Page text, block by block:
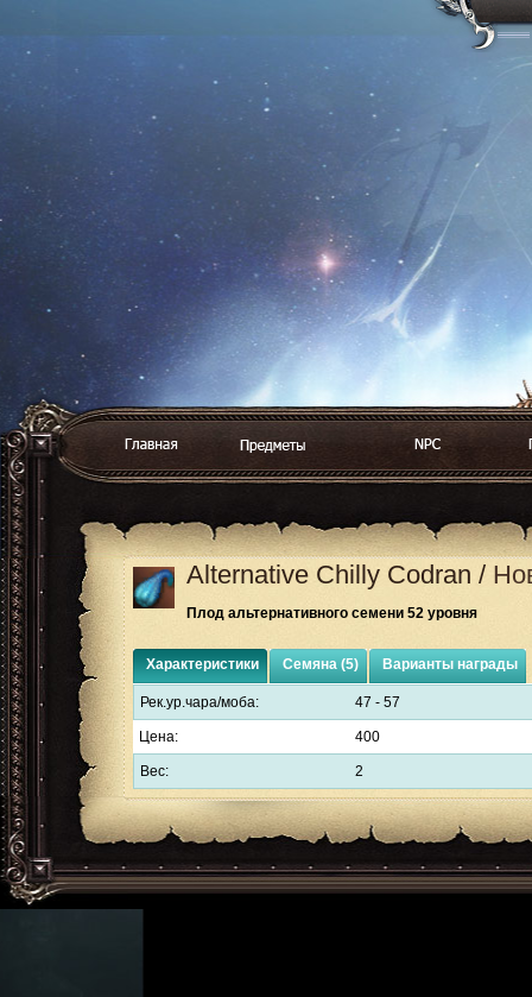
Alternative Chilly Codran /
Плод альтернативного семени 52 уровня
Характеристики Семяна (5) Варианты награды
Рек.ур.чара/моба: 47 - 57
Цена: 400
Вес: 2